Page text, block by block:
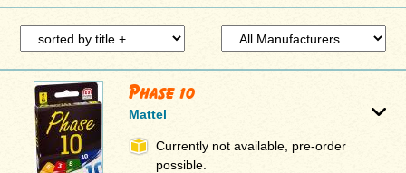
Phase 10
Mattel
Currently not available, pre-order
possible.